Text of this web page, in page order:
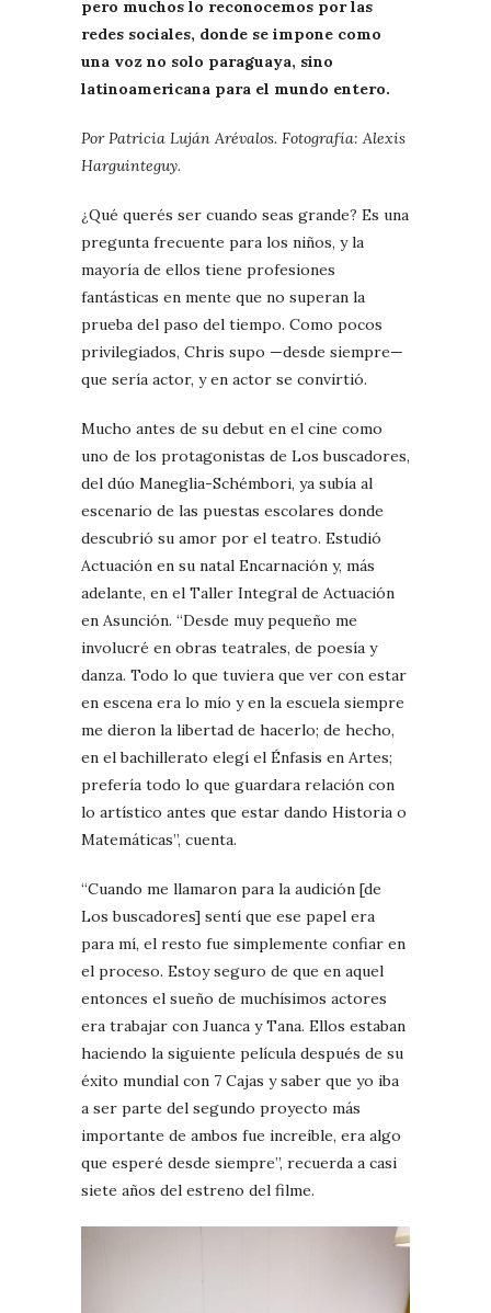
pero muchos lo reconocemos por las
redes sociales, donde se impone como
una voz no solo paraguaya, sino
latinoamericana para el mundo entero.
Por Patricia Luján Arévalos. Fotografía: Alexis
Harguinteguy.
¿Qué querés ser cuando seas grande? Es una
pregunta frecuente para los niños, y la
mayoría de ellos tiene profesiones
fantásticas en mente que no superan la
prueba del paso del tiempo. Como pocos
privilegiados, Chris supo —desde siempre—
que sería actor, y en actor se convirtió.
Mucho antes de su debut en el cine como
uno de los protagonistas de Los buscadores,
del dúo Maneglia-Schémbori, ya subía al
escenario de las puestas escolares donde
descubrió su amor por el teatro. Estudió
Actuación en su natal Encarnación y, más
adelante, en el Taller Integral de Actuación
en Asunción. “Desde muy pequeño me
involucré en obras teatrales, de poesía y
danza. Todo lo que tuviera que ver con estar
en escena era lo mío y en la escuela siempre
me dieron la libertad de hacerlo; de hecho,
en el bachillerato elegí el Énfasis en Artes;
prefería todo lo que guardara relación con
lo artístico antes que estar dando Historia o
Matemáticas”, cuenta.
“Cuando me llamaron para la audición [de
Los buscadores] sentí que ese papel era
para mí, el resto fue simplemente confiar en
el proceso. Estoy seguro de que en aquel
entonces el sueño de muchísimos actores
era trabajar con Juanca y Tana. Ellos estaban
haciendo la siguiente película después de su
éxito mundial con 7 Cajas y saber que yo iba
a ser parte del segundo proyecto más
importante de ambos fue increíble, era algo
que esperé desde siempre”, recuerda a casi
siete años del estreno del filme.